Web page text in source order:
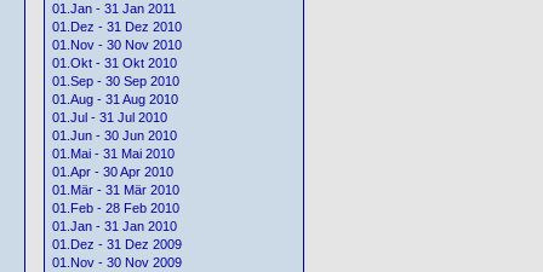
01.Jan - 31 Jan 2011
01.Dez - 31 Dez 2010
01.Nov - 30 Nov 2010
01.Okt - 31 Okt 2010
01.Sep - 30 Sep 2010
01.Aug - 31 Aug 2010
01.Jul - 31 Jul 2010
01.Jun - 30 Jun 2010
01.Mai - 31 Mai 2010
01.Apr - 30 Apr 2010
01.Mär - 31 Mär 2010
01.Feb - 28 Feb 2010
01.Jan - 31 Jan 2010
01.Dez - 31 Dez 2009
01.Nov - 30 Nov 2009